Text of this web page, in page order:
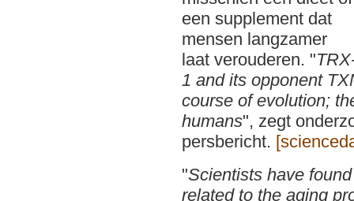
een supplement dat
mensen langzamer
laat verouderen. "
1 and its opponent
course of evolution;
humans", zegt
persbericht.
"Scientists have
related to the aging